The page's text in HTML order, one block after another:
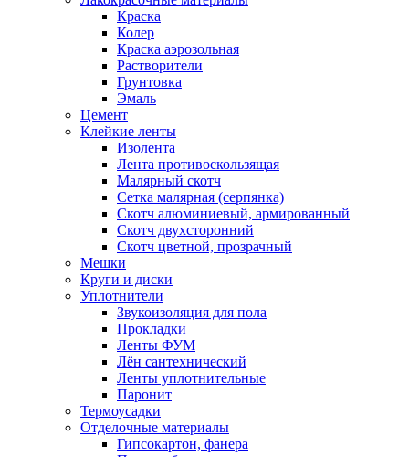
Краска
Колер
Краска аэрозольная
Растворители
Грунтовка
Эмаль
Цемент
Клейкие ленты
Изолента
Лента противоскользящая
Малярный скотч
Сетка малярная (серпянка)
Скотч алюминиевый, армированный
Скотч двухсторонний
Скотч цветной, прозрачный
Мешки
Круги и диски
Уплотнители
Звукоизоляция для пола
Прокладки
Ленты ФУМ
Лён сантехнический
Ленты уплотнительные
Паронит
Термоусадки
Отделочные материалы
Гипсокартон, фанера